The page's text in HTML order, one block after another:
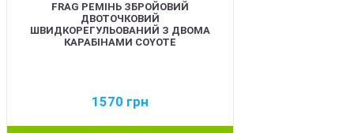
FRAG РЕМІНЬ ЗБРОЙОВИЙ
ДВОТОЧКОВИЙ
ШВИДКОРЕГУЛЬОВАНИЙ З ДВОМА
КАРАБІНАМИ COYOTE
1570 грн